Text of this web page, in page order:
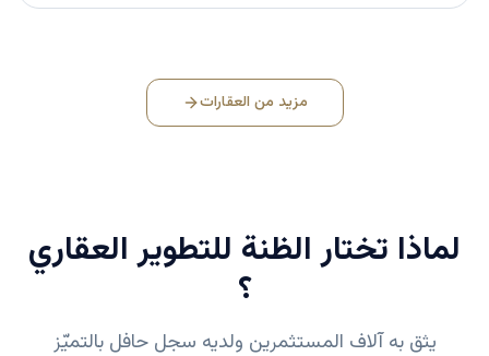
مزيد من العقارات
لماذا تختار الظنة للتطوير العقاري
؟
يثق به آلاف المستثمرين ولديه سجل حافل بالتميّز